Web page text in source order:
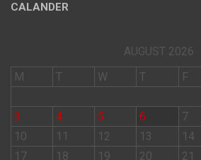
CALANDER
AUGUST 2026
M
T W T F
3
4 5 6 7
10
11 12 13 14
17
18 19 20 21